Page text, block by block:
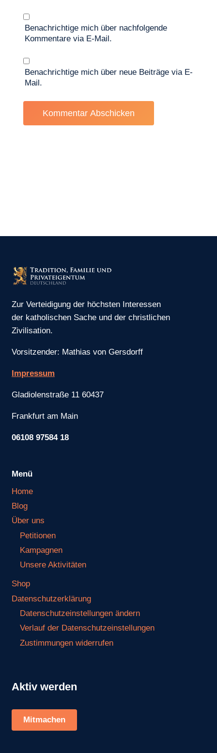
Benachrichtige mich über nachfolgende
Kommentare via E-Mail.
Benachrichtige mich über neue Beiträge via E-
Mail.
Zur Verteidigung der höchsten Interessen
der katholischen Sache und der christlichen
Zivilisation.
Vorsitzender: Mathias von Gersdorff
Impressum
Gladiolenstraße 11 60437
Frankfurt am Main
06108 97584 18
Menü
Home
Blog
Über uns
Petitionen
Kampagnen
Unsere Aktivitäten
Shop
Datenschutzerklärung
Datenschutzeinstellungen ändern
Verlauf der Datenschutzeinstellungen
Zustimmungen widerrufen
Aktiv werden
Mitmachen